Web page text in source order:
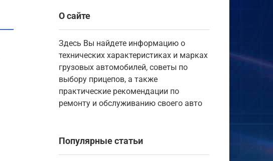
О сайте
Здесь Вы найдете информацию о
технических характеристиках и марках
грузовых автомобилей, советы по
выбору прицепов, а также
практические рекомендации по
ремонту и обслуживанию своего авто
Популярные статьи